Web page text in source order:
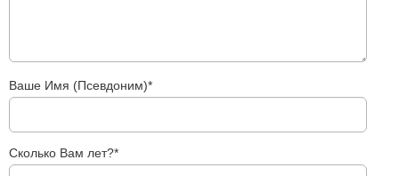
Ваше Имя (Псевдоним)*
Сколько Вам лет?*